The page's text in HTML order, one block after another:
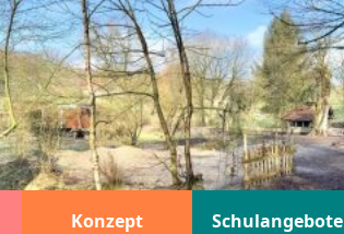
Konzept Schulangebote